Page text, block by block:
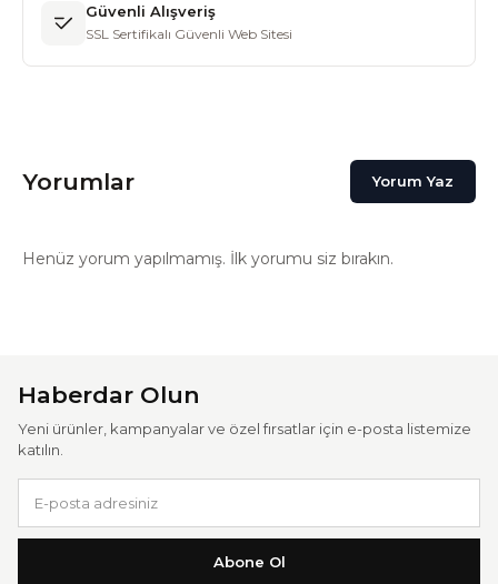
Güvenli Alışveriş
SSL Sertifikalı Güvenli Web Sitesi
Yorumlar Yorum Yaz
Henüz yorum yapılmamış. İlk yorumu siz bırakın.
Haberdar Olun
Yeni ürünler, kampanyalar ve özel fırsatlar için e-posta listemize
katılın.
Abone Ol